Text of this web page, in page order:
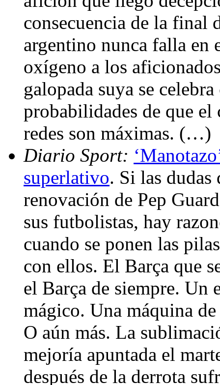
consecuencia de la final
argentino nunca falla en
oxígeno a los
galopada suya se
probabilidades de que
redes son máximas. (…)
Diario Sport:
superlativo. Si las dudas
renovación de Pep
sus futbolistas, hay
cuando se ponen las
con ellos. El Barça que
el Barça de siempre.
mágico. Una máquina
O aún más. La
mejoría apuntada el
después de la derrota